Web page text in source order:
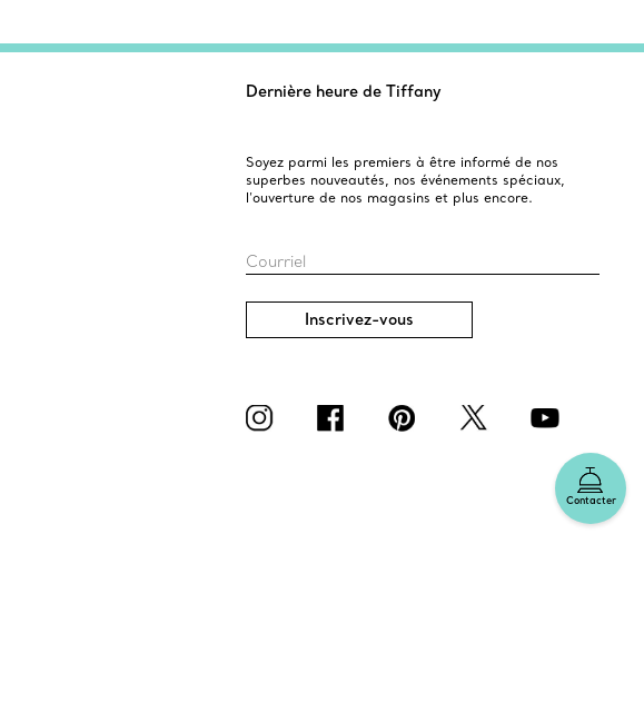
Contacter
Dernière heure de Tiffany
Soyez parmi les premiers à être informé de nos
superbes nouveautés, nos événements spéciaux,
l’ouverture de nos magasins et plus encore.
Courriel
Inscrivez-vous